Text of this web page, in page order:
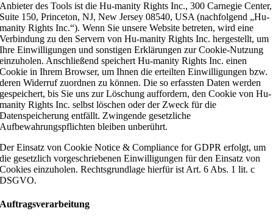
Anbieter des Tools ist die Hu-manity Rights Inc., 300 Carnegie Center,
Suite 150, Princeton, NJ, New Jersey 08540, USA (nachfolgend „Hu-
manity Rights Inc.“). Wenn Sie unsere Website betreten, wird eine
Verbindung zu den Servern von Hu-manity Rights Inc. hergestellt, um
Ihre Einwilligungen und sonstigen Erklärungen zur Cookie-Nutzung
einzuholen. Anschließend speichert Hu-manity Rights Inc. einen
Cookie in Ihrem Browser, um Ihnen die erteilten Einwilligungen bzw.
deren Widerruf zuordnen zu können. Die so erfassten Daten werden
gespeichert, bis Sie uns zur Löschung auffordern, den Cookie von Hu-
manity Rights Inc. selbst löschen oder der Zweck für die
Datenspeicherung entfällt. Zwingende gesetzliche
Aufbewahrungspflichten bleiben unberührt.
Der Einsatz von Cookie Notice & Compliance for GDPR erfolgt, um
die gesetzlich vorgeschriebenen Einwilligungen für den Einsatz von
Cookies einzuholen. Rechtsgrundlage hierfür ist Art. 6 Abs. 1 lit. c
DSGVO.
Auftragsverarbeitung